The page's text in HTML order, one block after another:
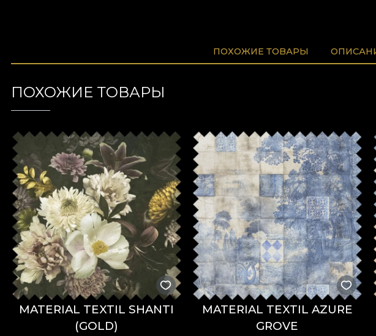
ПОХОЖИЕ ТОВАРЫ
ПОХОЖИЕ ТОВАРЫ
MATERIAL TEXTIL SHANTI
(GOLD)
MATERIAL TEXTIL AZURE
GROVE